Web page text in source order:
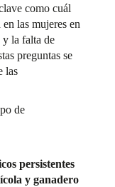
como cuál
las mujeres en
y la falta de
preguntas se
las
de
persistentes
y ganadero